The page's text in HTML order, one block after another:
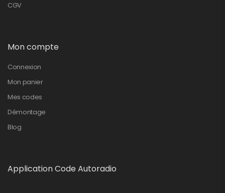
CGV
Mon compte
Connexion
Mon panier
Mes codes
Démontage
Blog
Application Code Autoradio